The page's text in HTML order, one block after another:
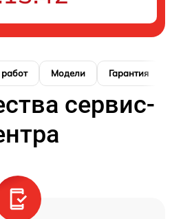
Модели Гарантия
сервис-